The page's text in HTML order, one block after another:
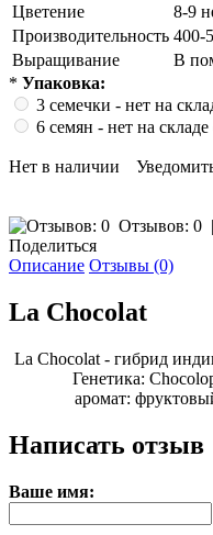
Цветение
8-9
Производительность 400-
Выращивание
В
* Упаковка:
3 семечки - нет на
6 семян - нет на складе
Нет в наличии
Отзывов: 0 |
Поделиться
Описание Отзывы (0)
La Chocolat
La Chocolat - гибрид
Генетика:
аромат:
Написать отзыв
Ваше имя: